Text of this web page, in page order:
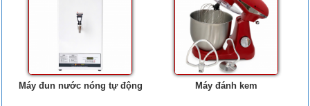
Máy đun nước nóng tự động Máy đánh kem